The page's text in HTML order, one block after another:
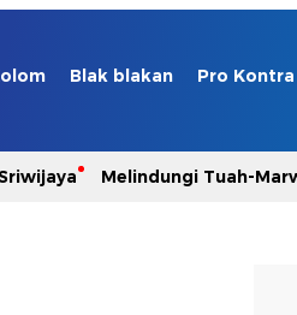
Blak blakan Pro Kontra
Melindungi Tuah-